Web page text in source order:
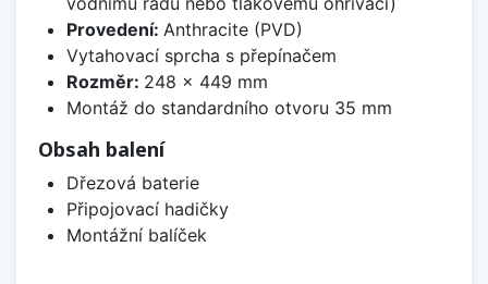
Provedení: Anthracite (PVD)
Vytahovací sprcha s přepínačem
Rozměr: 248 x 449 mm
Montáž do standardního otvoru 35 mm
Obsah balení
Dřezová baterie
Připojovací hadičky
Montážní balíček